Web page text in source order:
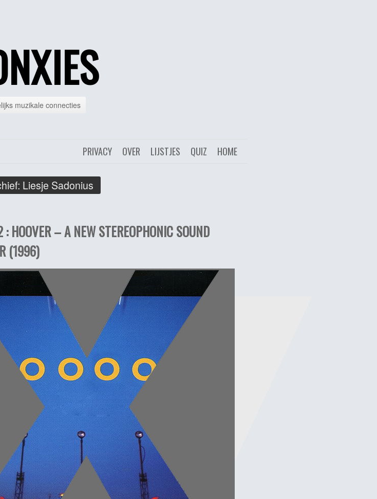
muzikale connecties
HOME
QUIZ
LIJSTJES
OVER
PRIVACY
Liesje Sadonius
HOOVER – A NEW STEREOPHONIC SOUND
(1996)